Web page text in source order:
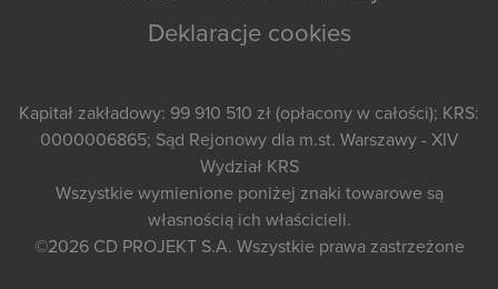
Deklaracje cookies
Kapitał zakładowy: 99 910 510 zł (opłacony w całości); KRS:
0000006865; Sąd Rejonowy dla m.st. Warszawy - XIV
Wydział KRS
Wszystkie wymienione poniżej znaki towarowe są
własnością ich właścicieli.
©2026 CD PROJEKT S.A. Wszystkie prawa zastrzeżone